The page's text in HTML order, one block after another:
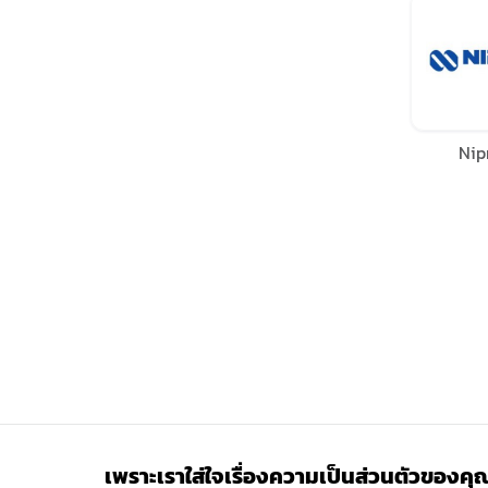
เพราะเราใส่ใจเรื่องความเป็นส่วนตัวของ